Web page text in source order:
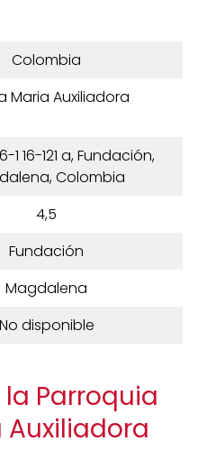
Colombia
Maria Auxiliadora
1 16-121 a, Fundación,
Colombia
4,5
Fundación
Magdalena
No disponible
Parroquia
Auxiliadora